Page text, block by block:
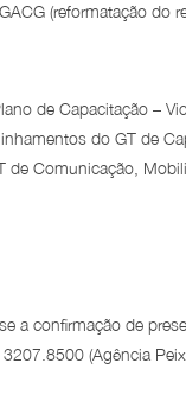
(reformatação do
de Capacitação –
do GT de
de Comunicação,
a confirmação de
(Agência